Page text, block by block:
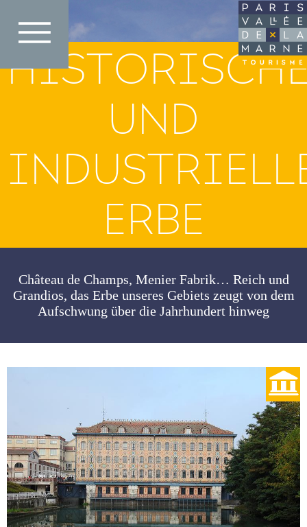
zum
Inhalt
UND
ERBE
Château de Champs, Menier Fabrik… Reich und
Grandios, das Erbe unseres Gebiets zeugt von dem
Aufschwung über die Jahrhundert hinweg